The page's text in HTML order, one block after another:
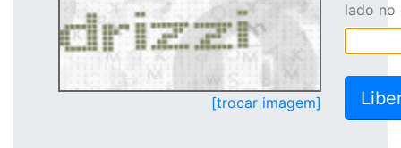
[trocar imagem]
lado no